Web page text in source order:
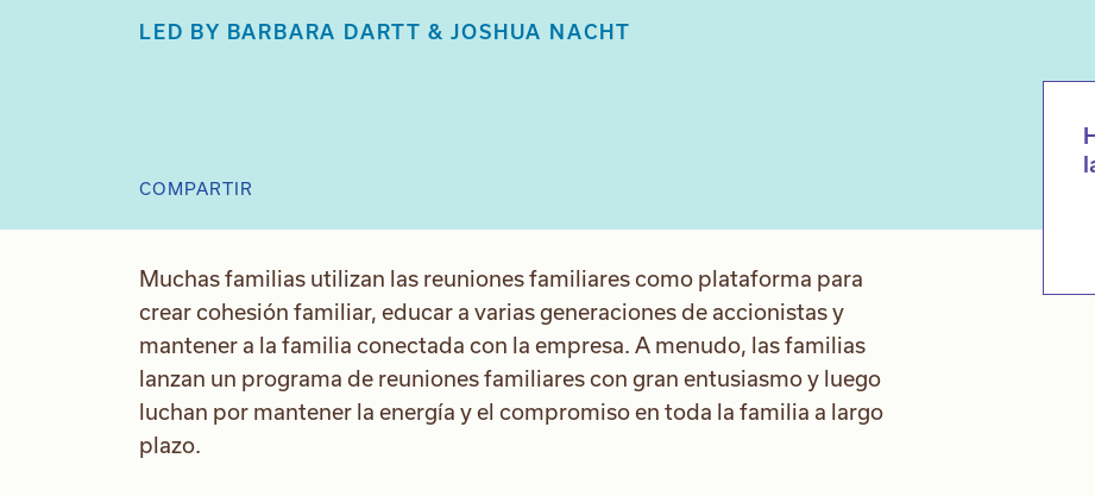
LED BY BARBARA DARTT &JOSHUA NACHT
COMPARTIR
Muchas familias utilizan las reuniones familiares como plataforma para
crear cohesión familiar, educar a varias generaciones de accionistas y
mantener a la familia conectada con la empresa. A menudo, las familias
lanzan un programa de reuniones familiares con gran entusiasmo y luego
luchan por mantener la energía y el compromiso en toda la familia a largo
plazo.